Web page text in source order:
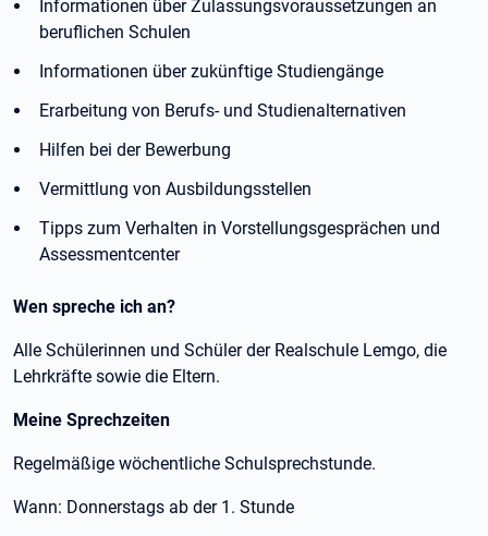
Informationen über Zulassungsvoraussetzungen an
beruflichen Schulen
Informationen über zukünftige Studiengänge
Erarbeitung von Berufs- und Studienalternativen
Hilfen bei der Bewerbung
Vermittlung von Ausbildungsstellen
Tipps zum Verhalten in Vorstellungsgesprächen und
Assessmentcenter
Wen spreche ich an?
Alle Schülerinnen und Schüler der Realschule Lemgo, die
Lehrkräfte sowie die Eltern.
Meine Sprechzeiten
Regelmäßige wöchentliche Schulsprechstunde.
Wann: Donnerstags ab der 1. Stunde